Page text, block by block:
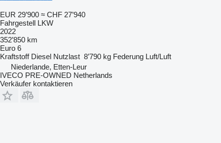
EUR 29’900 ≈ CHF 27’940
Fahrgestell LKW
2022
352’850 km
Euro 6
Kraftstoff Diesel Nutzlast 8’790 kg Federung Luft/Luft
Niederlande, Etten-Leur
IVECO PRE-OWNED Netherlands
Verkäufer kontaktieren